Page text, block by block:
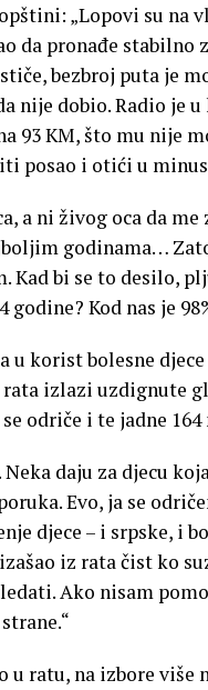
„Lopovi su na
da pronađe
bezbroj puta je
nije dobio. Radio je
93 KM, što mu nije
posao i otići u
a ni živog oca da
godinama…
Kad bi se to desilo,
godine? Kod nas je
u korist bolesne
izlazi uzdignute
odriče i te jadne
daju za djecu
Evo, ja se
djece – i srpske, i
iz rata čist ko
Ako nisam
u ratu, na izbore više